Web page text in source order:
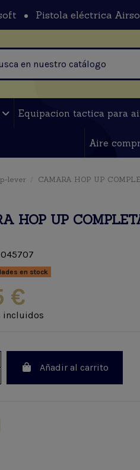
Pistola eléctrica
Equipacion tactica para
Aire
lever CAMARA HOP UP
HOP UP
045707
en stock
€
incluidos
Añadir al carrito